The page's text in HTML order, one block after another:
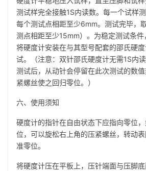
测试样完全接触1S内读数。每一个试样
每个测试点相距至少6mm。测试完毕，
测点相距至少15mm）。为稳定测试条
将硬度计安装在与其型号配套的邵氏硬
试。（注意：双针邵氏硬度计无需1S内
测试后，从动针会停留在此次测试的数
紧螺丝使之回归零位。）
六、使用须知
硬度计的指针在自由状态下应指向零位
位，可以旋松右上角的压紧螺丝，转动
准零位。
将硬度计压在平板上，压针端面与压脚